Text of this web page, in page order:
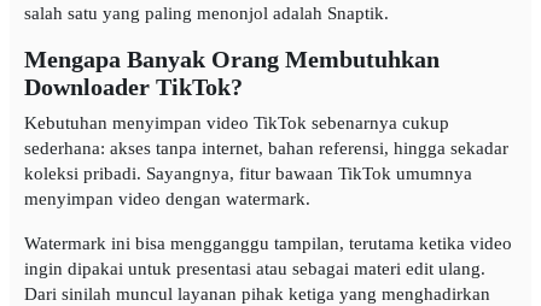
salah satu yang paling menonjol adalah Snaptik.
Mengapa Banyak Orang Membutuhkan
Downloader TikTok?
Kebutuhan menyimpan video TikTok sebenarnya cukup
sederhana: akses tanpa internet, bahan referensi, hingga sekadar
koleksi pribadi. Sayangnya, fitur bawaan TikTok umumnya
menyimpan video dengan watermark.
Watermark ini bisa mengganggu tampilan, terutama ketika video
ingin dipakai untuk presentasi atau sebagai materi edit ulang.
Dari sinilah muncul layanan pihak ketiga yang menghadirkan